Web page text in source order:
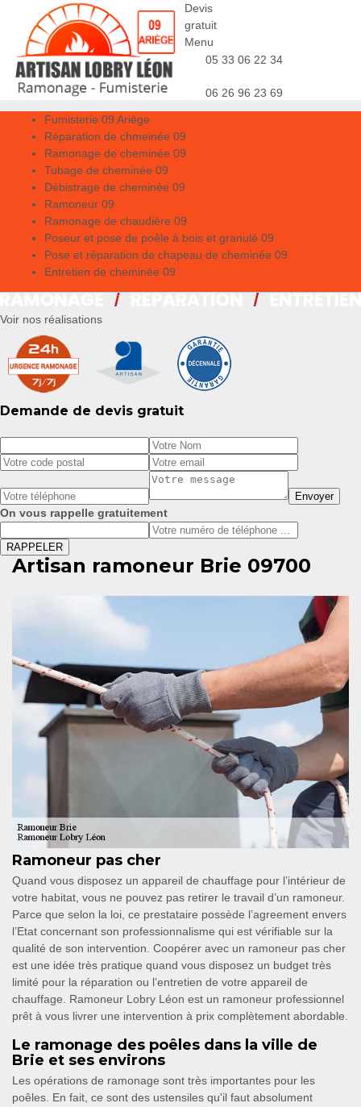
Devis
gratuit
Menu
05 33 06 22 34
06 26 96 23 69
Fumisterie 09 Ariège
Réparation de chmeinée 09
Ramonage de cheminée 09
Tubage de cheminée 09
Débistrage de cheminée 09
Ramoneur 09
Ramonage de chaudière 09
Poseur et pose de poêle à bois et granulé 09
Pose et réparation de chapeau de cheminée 09
Entretien de cheminée 09
Voir nos réalisations
Demande de devis gratuit
On vous rappelle gratuitement
Artisan ramoneur Brie 09700
Ramoneur pas cher
Quand vous disposez un appareil de chauffage pour l’intérieur de
votre habitat, vous ne pouvez pas retirer le travail d’un ramoneur.
Parce que selon la loi, ce prestataire possède l’agreement envers
l’Etat concernant son professionnalisme qui est vérifiable sur la
qualité de son intervention. Coopérer avec un ramoneur pas cher
est une idée très pratique quand vous disposez un budget très
limité pour la réparation ou l’entretien de votre appareil de
chauffage. Ramoneur Lobry Léon est un ramoneur professionnel
prêt à vous livrer une intervention à prix complètement abordable.
Le ramonage des poêles dans la ville de
Brie et ses environs
Les opérations de ramonage sont très importantes pour les
poêles. En fait, ce sont des ustensiles qu'il faut absolument